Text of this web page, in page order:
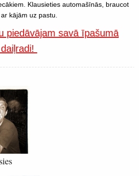
Klausieties automašīnās, braucot
kājām uz pastu.
piedāvājam savā īpašumā